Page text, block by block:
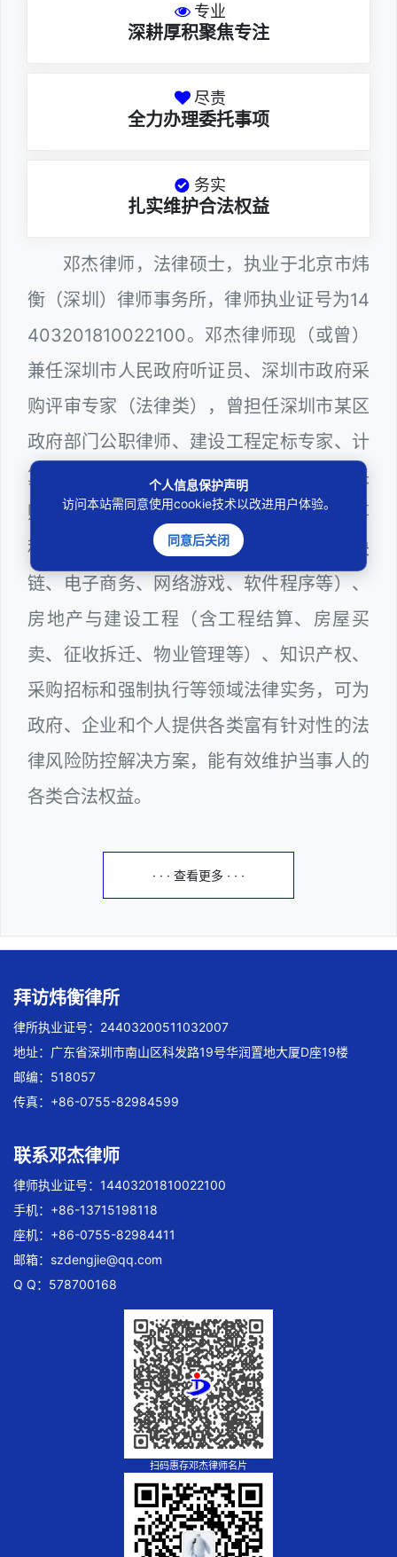
专业
深耕厚积聚焦专注
尽责
全力办理委托事项
务实
扎实维护合法权益
邓杰律师，法律硕士，执业于北京市炜
衡（深圳）律师事务所，律师执业证号为14
403201810022100。邓杰律师现（或曾）
兼任深圳市人民政府听证员、深圳市政府采
购评审专家（法律类），曾担任深圳市某区
政府部门公职律师、建设工程定标专家、计
算机信息网络安全员，在建筑工务、政府采
购等政府系统工作多年，十分熟悉政府办事
程序规则，较为擅长互联网+平台（含区块
链、电子商务、网络游戏、软件程序等）、
房地产与建设工程（含工程结算、房屋买
卖、征收拆迁、物业管理等）、知识产权、
采购招标和强制执行等领域法律实务，可为
政府、企业和个人提供各类富有针对性的法
律风险防控解决方案，能有效维护当事人的
各类合法权益。
· · · 查看更多 · · ·
拜访炜衡律所
律所执业证号：24403200511032007
地址：广东省深圳市南山区科发路19号华润置地大厦D座19楼
邮编：518057
传真：+86-0755-82984599
联系邓杰律师
律师执业证号：14403201810022100
手机：+86-13715198118
座机：+86-0755-82984411
邮箱： szdengjie@qq.com
Q Q：578700168
扫码惠存邓杰律师名片
个人信息保护声明
访问本站需同意使用cookie技术以改进用户体验。
同意后关闭